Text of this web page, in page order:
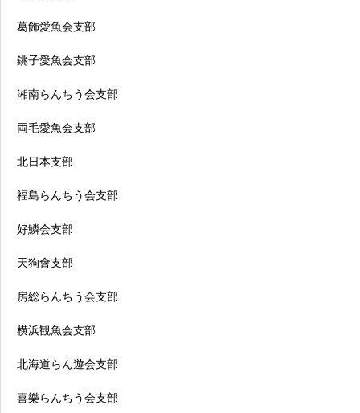
葛飾愛魚会支部
銚子愛魚会支部
湘南らんちう会支部
両毛愛魚会支部
北日本支部
福島らんちう会支部
好鱗会支部
天狗會支部
房総らんちう会支部
横浜観魚会支部
北海道らん遊会支部
喜樂らんちう会支部